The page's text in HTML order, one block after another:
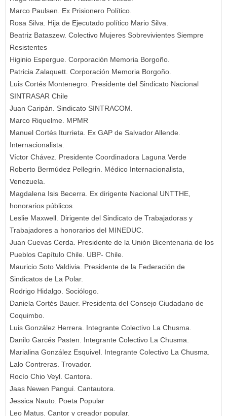
Marco Paulsen. Ex Prisionero Político.
Rosa Silva. Hija de Ejecutado político Mario Silva.
Beatriz Bataszew. Colectivo Mujeres Sobrevivientes Siempre
Resistentes
Higinio Espergue. Corporación Memoria Borgoño.
Patricia Zalaquett. Corporación Memoria Borgoño.
Luis Cortés Montenegro. Presidente del Sindicato Nacional
SINTRASAR Chile
Juan Caripán. Sindicato SINTRACOM.
Marco Riquelme. MPMR
Manuel Cortés Iturrieta. Ex GAP de Salvador Allende.
Internacionalista.
Víctor Chávez. Presidente Coordinadora Laguna Verde
Roberto Bermúdez Pellegrin. Médico Internacionalista,
Venezuela.
Magdalena Isis Becerra. Ex dirigente Nacional UNTTHE,
honorarios públicos.
Leslie Maxwell. Dirigente del Sindicato de Trabajadoras y
Trabajadores a honorarios del MINEDUC.
Juan Cuevas Cerda. Presidente de la Unión Bicentenaria de los
Pueblos Capítulo Chile. UBP- Chile.
Mauricio Soto Valdivia. Presidente de la Federación de
Sindicatos de La Polar.
Rodrigo Hidalgo. Sociólogo.
Daniela Cortés Bauer. Presidenta del Consejo Ciudadano de
Coquimbo.
Luis González Herrera. Integrante Colectivo La Chusma.
Danilo Garcés Pasten. Integrante Colectivo La Chusma.
Marialina González Esquivel. Integrante Colectivo La Chusma.
Lalo Contreras. Trovador.
Rocío Chio Veyl. Cantora.
Jaas Newen Pangui. Cantautora.
Jessica Nauto. Poeta Popular
Leo Matus. Cantor y creador popular.